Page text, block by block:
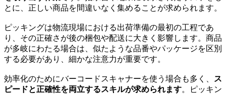
とに、正しい商品を間違いなく集めることが求められます。
ピッキングは物流現場における出荷準備の最初の工程であ
り、その正確さが後の梱包や配送に大きく影響します。商品
が多岐にわたる場合は、似たような品番やパッケージを区別
する必要があり、細かな注意力が重要です。
効率化のためにバーコードスキャナーを使う場合も多く、
ス
ピードと正確性を両立するスキルが求められます。ピッキン